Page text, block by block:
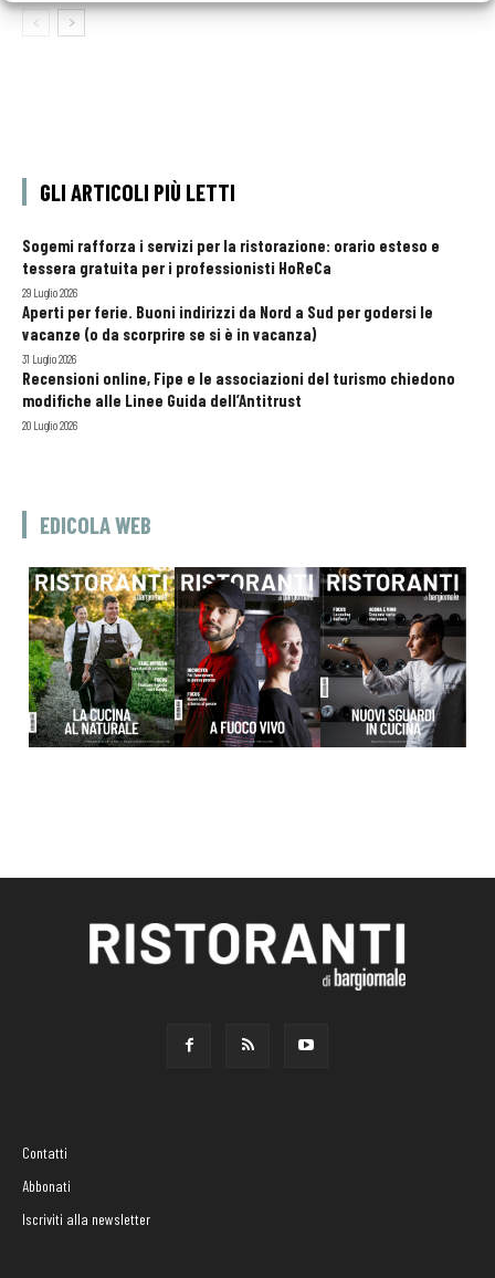
GLI ARTICOLI PIÙ LETTI
Sogemi rafforza i servizi per la ristorazione: orario esteso e
tessera gratuita per i professionisti HoReCa
29 Luglio 2026
Aperti per ferie. Buoni indirizzi da Nord a Sud per godersi le
vacanze (o da scorprire se si è in vacanza)
31 Luglio 2026
Recensioni online, Fipe e le associazioni del turismo chiedono
modifiche alle Linee Guida dell’Antitrust
20 Luglio 2026
EDICOLA WEB
Contatti
Abbonati
Iscriviti alla newsletter